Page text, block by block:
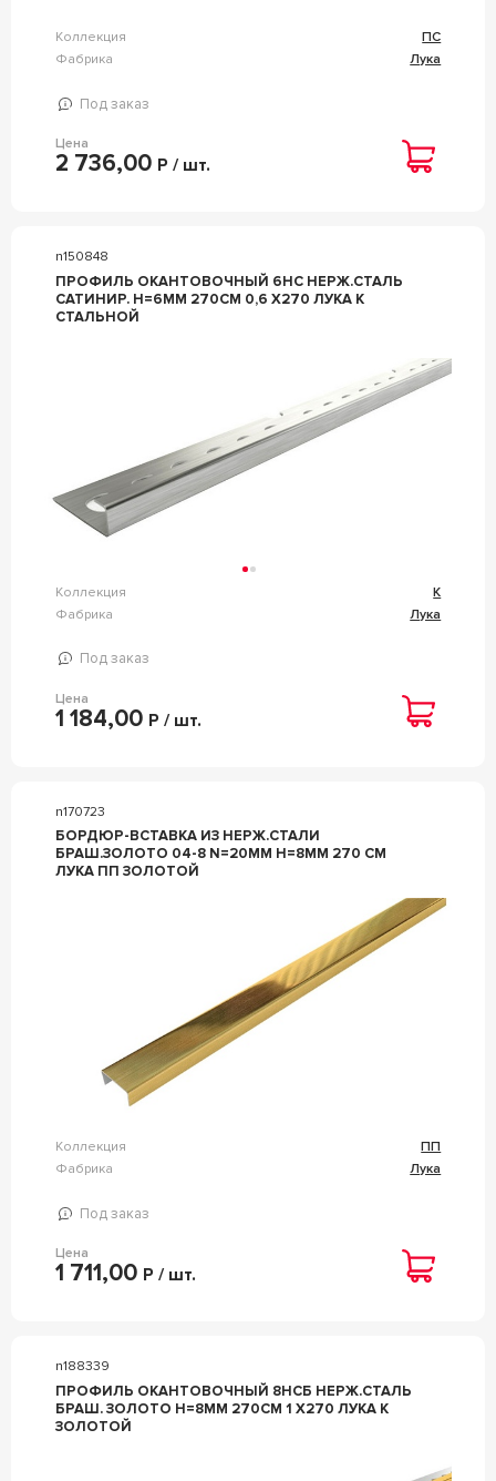
Коллекция
ПС
Фабрика
Лука
Под заказ
Цена
2 736,00 Р / шт.
n150848
ПРОФИЛЬ ОКАНТОВОЧНЫЙ 6НС НЕРЖ.СТАЛЬ
САТИНИР. H=6ММ 270СМ 0,6 Х270 ЛУКА К
СТАЛЬНОЙ
Коллекция
К
Фабрика
Лука
Под заказ
Цена
1 184,00 Р / шт.
n170723
БОРДЮР-ВСТАВКА ИЗ НЕРЖ.СТАЛИ
БРАШ.ЗОЛОТО 04-8 N=20ММ H=8ММ 270 СМ
ЛУКА ПП ЗОЛОТОЙ
Коллекция
ПП
Фабрика
Лука
Под заказ
Цена
1 711,00 Р / шт.
n188339
ПРОФИЛЬ ОКАНТОВОЧНЫЙ 8НСБ НЕРЖ.СТАЛЬ
БРАШ. ЗОЛОТО H=8ММ 270СМ 1 Х270 ЛУКА К
ЗОЛОТОЙ